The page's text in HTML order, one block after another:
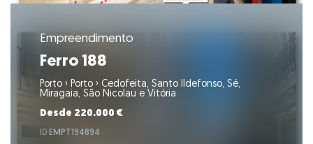
Empreendimento
Ferro 188
Porto › Porto › Cedofeita, Santo Ildefonso, Sé,
Miragaia, São Nicolau e Vitória
Desde 220.000 €
ID EMPT194894